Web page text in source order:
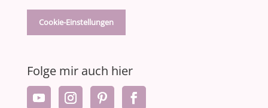
Cookie-Einstellungen
Folge mir auch hier